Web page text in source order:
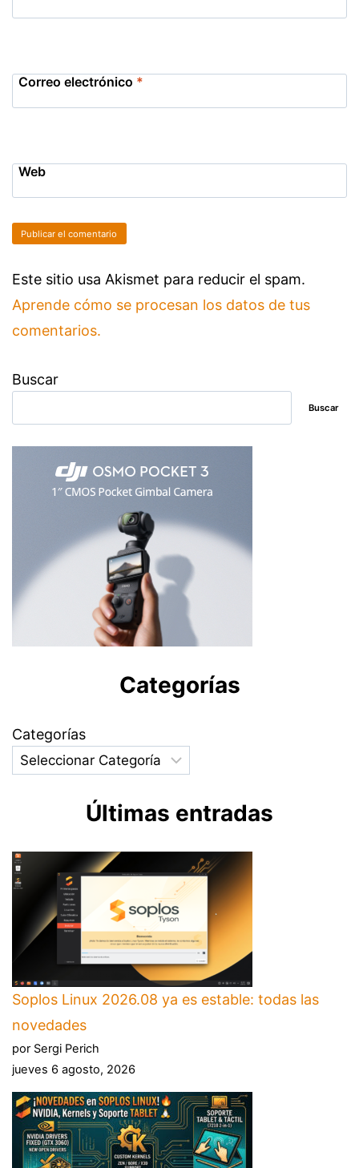
Correo electrónico *
Web
Este sitio usa Akismet para reducir el spam.
Aprende cómo se procesan los datos de tus
comentarios.
Buscar
Buscar
Categorías
Categorías
Últimas entradas
Soplos Linux 2026.08 ya es estable: todas las
novedades
por Sergi Perich
jueves 6 agosto, 2026